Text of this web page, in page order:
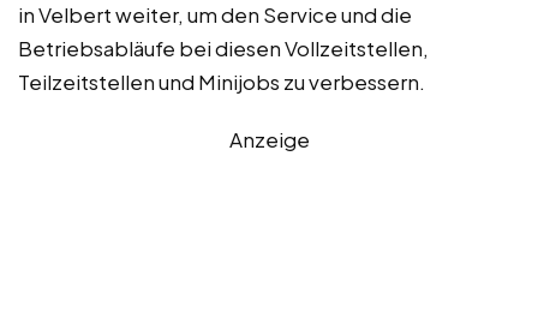
in Velbert weiter, um den Service und die
Betriebsabläufe bei diesen Vollzeitstellen,
Teilzeitstellen und Minijobs zu verbessern.
Anzeige